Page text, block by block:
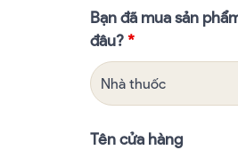
Bạn đã mua sản
đâu?*
Tên cửa hàng